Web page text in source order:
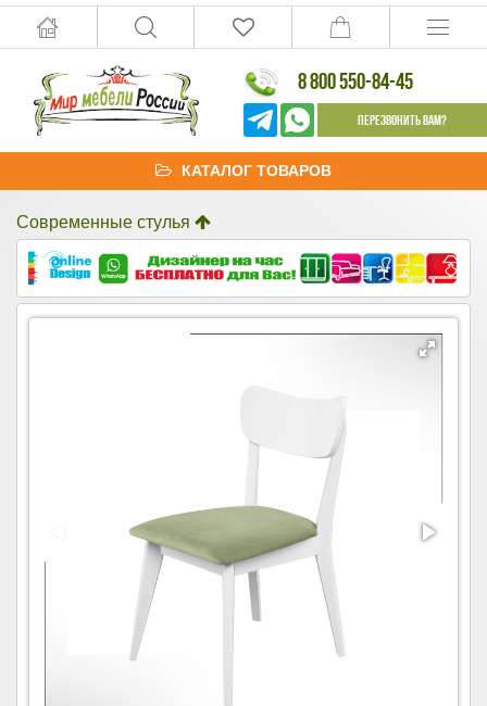
8 800 550-84-45
Перезвонить Вам?
КАТАЛОГ ТОВАРОВ
Современные стулья